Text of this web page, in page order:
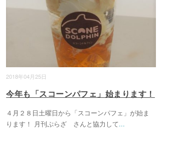
2018年04月25日
今年も「スコーンパフェ」始まります！
４月２８日土曜日から「スコーンパフェ」が始ま
ります！ 月刊ぷらざ さんと協力して...